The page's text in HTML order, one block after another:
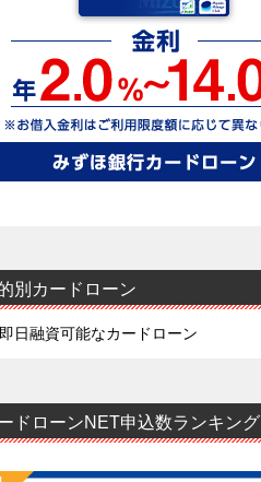
別カードローン
即日融資可能なカードローン
ドローンNET申込数ランキング